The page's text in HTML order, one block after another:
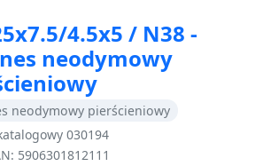
4.5x5 / N38 -
neodymowy
neodymowy pierścieniowy
030194
5906301812111